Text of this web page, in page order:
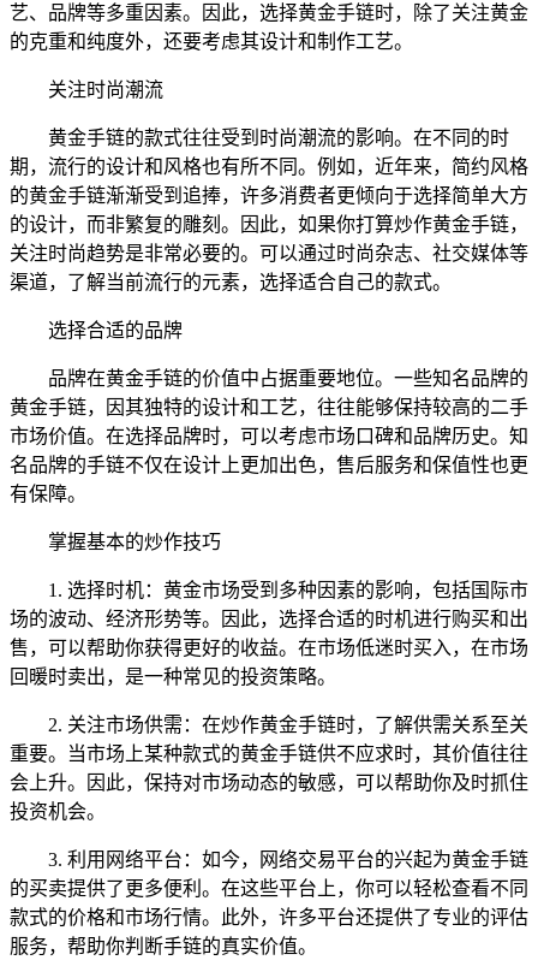
艺、品牌等多重因素。因此，选择黄金手链时，除了关注黄金
的克重和纯度外，还要考虑其设计和制作工艺。
关注时尚潮流
黄金手链的款式往往受到时尚潮流的影响。在不同的时
期，流行的设计和风格也有所不同。例如，近年来，简约风格
的黄金手链渐渐受到追捧，许多消费者更倾向于选择简单大方
的设计，而非繁复的雕刻。因此，如果你打算炒作黄金手链，
关注时尚趋势是非常必要的。可以通过时尚杂志、社交媒体等
渠道，了解当前流行的元素，选择适合自己的款式。
选择合适的品牌
品牌在黄金手链的价值中占据重要地位。一些知名品牌的
黄金手链，因其独特的设计和工艺，往往能够保持较高的二手
市场价值。在选择品牌时，可以考虑市场口碑和品牌历史。知
名品牌的手链不仅在设计上更加出色，售后服务和保值性也更
有保障。
掌握基本的炒作技巧
1. 选择时机：黄金市场受到多种因素的影响，包括国际市
场的波动、经济形势等。因此，选择合适的时机进行购买和出
售，可以帮助你获得更好的收益。在市场低迷时买入，在市场
回暖时卖出，是一种常见的投资策略。
2. 关注市场供需：在炒作黄金手链时，了解供需关系至关
重要。当市场上某种款式的黄金手链供不应求时，其价值往往
会上升。因此，保持对市场动态的敏感，可以帮助你及时抓住
投资机会。
3. 利用网络平台：如今，网络交易平台的兴起为黄金手链
的买卖提供了更多便利。在这些平台上，你可以轻松查看不同
款式的价格和市场行情。此外，许多平台还提供了专业的评估
服务，帮助你判断手链的真实价值。